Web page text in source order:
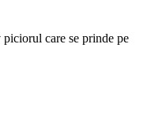
care se prinde pe